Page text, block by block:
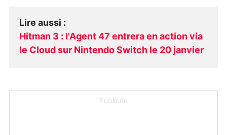
Lire aussi :
Hitman 3 : l'Agent 47 entrera en action via
le Cloud sur Nintendo Switch le 20 janvier
Publicité